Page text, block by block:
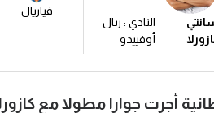
النادي : ريال
أوفييدو
فياريال
أجرت جوارا مطولا مع